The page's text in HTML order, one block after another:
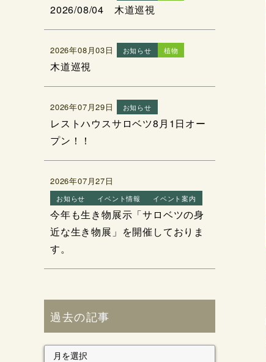
2026/08/04 木道巡視
2026年08月03日 お知らせ 植物
木道巡視
2026年07月29日 お知らせ
レストハウスサロベツ8月1日オー
プン！！
2026年07月27日
お知らせ イベント情報 イベント案内
今年も生き物展示「サロベツの身
近な生き物展」を開催しておりま
す。
過去の記事